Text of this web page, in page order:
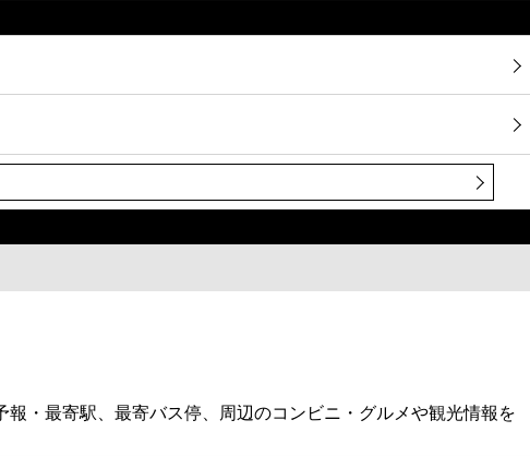
・最寄駅、最寄バス停、周辺のコンビニ・グルメや観光情報を